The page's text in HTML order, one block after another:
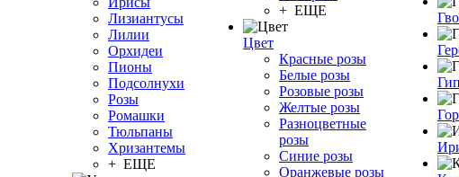
Лизиантусы
Лилии
Орхидеи
Пионы
Подсолнухи
Розы
Ромашки
Тюльпаны
Хризантемы
+ ЕЩЕ
+ ЕЩЕ
Цвет
Красные розы
Белые розы
Розовые розы
Желтые розы
Разноцветные
розы
Синие розы
Оранжевые розы